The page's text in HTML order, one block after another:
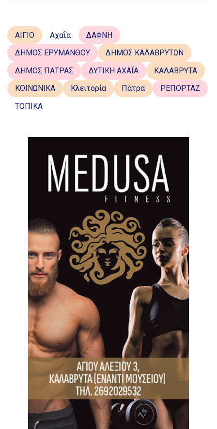
ΑΙΓΙΟ Αχαΐα
ΔΑΦΝΗ
ΔΗΜΟΣ ΕΡΥΜΑΝΘΟΥ
ΔΗΜΟΣ ΚΑΛΑΒΡΥΤΩΝ
ΔΗΜΟΣ ΠΑΤΡΑΣ
ΔΥΤΙΚΗ ΑΧΑΪΑ
ΚΑΛΑΒΡΥΤΑ
ΚΟΙΝΩΝΙΚΑ
Κλειτορία Πάτρα
ΡΕΠΟΡΤΑΖ
ΤΟΠΙΚΑ